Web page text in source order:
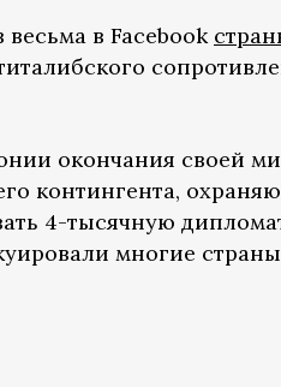
весьма в Facebook
окончания своей
контингента,
4-тысячную
многие